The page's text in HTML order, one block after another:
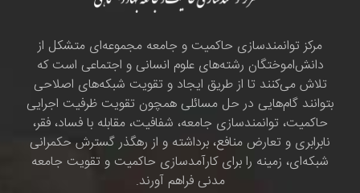
مرکز توانمندسازی حاکمیت و جامعه مجموعه‌ای متشکل از
دانش‌اموختگان رشته‌های علوم انسانی و اجتماعی است که
تلاش می‌کنند تا از طریق ایجاد و تقویت شبکه‌های اصلاحی
بتوانند گام‌هایی در حل مسائلی همچون تقویت ظرفیت اجرایی
حاکمیت، توانمندسازی جامعه، شفافیت، مقابله با فساد، فقر،
نابرابری و تعارض منافع، برداشته و از رهگذر گسترش حکمرانی
شبکه‌ای، زمینه را برای کارآمدسازی حاکمیت و تقویت جامعه
مدنی فراهم آورند.